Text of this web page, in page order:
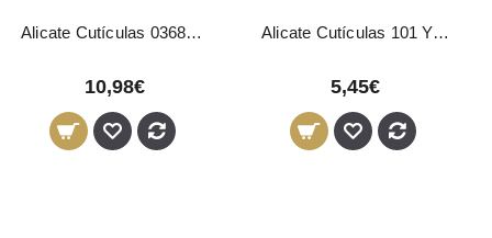
Alicate Cutículas 03687 Pollié
10,98€
Alicate Cutículas 101 Yahari Ackermann
5,45€